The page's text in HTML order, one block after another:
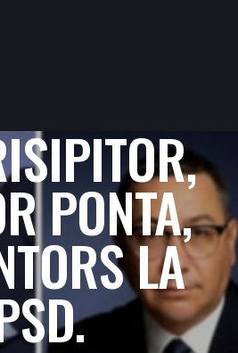
PONTA,
LA